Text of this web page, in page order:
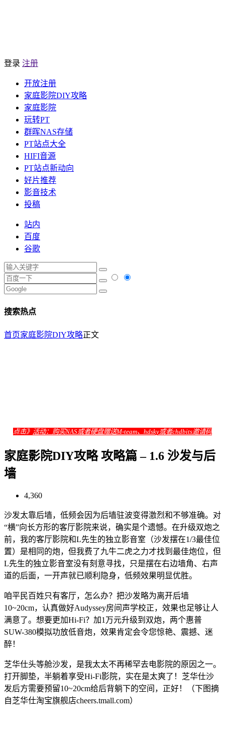
登录 注册
开放注册
家庭影院DIY攻略
家庭影院
玩转PT
群晖NAS存储
PT站点大全
HIFI音源
PT站点新动向
好片推荐
影音技术
投稿
站内
百度
谷歌
搜索热点
首页家庭影院DIY攻略正文
点击》 活动：购买NAS或者硬盘赠送M-team、hdsky或者chdbits邀请码
家庭影院DIY攻略 攻略篇 – 1.6 沙发与后
墙
4,360
沙发太靠后墙，低频会因为后墙驻波变得激烈和不够准确。对
“横”向长方形的客厅影院来说，确实是个遗憾。在升级双炮之
前，我的客厅影院和L先生的独立影音室（沙发摆在1/3最佳位
置）是相同的炮，但我费了九牛二虎之力才找到最佳炮位，但
L先生的独立影音室没有刻意寻找，只是摆在右边墙角、右声
道的后面，一开声就已顺利隐身，低频效果明显优胜。
咱平民百姓只有客厅，怎么办？把沙发略为离开后墙
10~20cm，认真做好Audyssey房间声学校正，效果也足够让人
满意了。想要更加Hi-Fi？加1万元升级到双炮，两个惠普
SUW-380模拟功放低音炮，效果肯定会令您惊艳、震撼、迷
醉！
芝华仕头等舱沙发，是我太太不再稀罕去电影院的原因之一。
打开脚垫，半躺着享受Hi-Fi影院，实在是太爽了！芝华仕沙
发后方需要预留10~20cm给后背躺下的空间，正好！（下图摘
自芝华仕淘宝旗舰店cheers.tmall.com）